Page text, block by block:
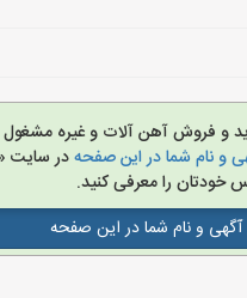
و فروش آهن آلات و غیره
و نام شما در این صفحهدر سایت
خودتان را معرفی کنید.
و نام شما در این صفحه